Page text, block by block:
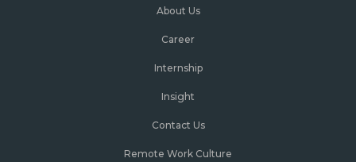
About Us
Career
Internship
Insight
Contact Us
Remote Work Culture